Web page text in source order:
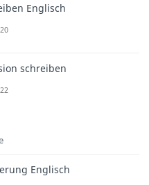
Englisch
schreiben
Englisch